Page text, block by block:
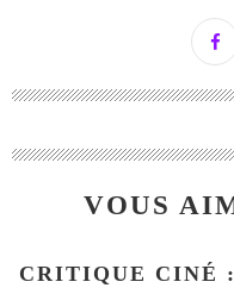
VOUS
CRITIQUE CINÉ